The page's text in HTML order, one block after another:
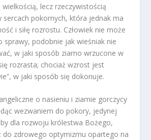
wielkością, lecz rzeczywistością
sercach pokornych, która jednak ma
i siłę rozrostu. Człowiek nie może
sprawy, podobnie jak wieśniak nie
w jaki sposób ziarno wrzucone w
rozrasta; chociaż wzrost jest
w jaki sposób się dokonuje.
o nasieniu i ziarnie gorczycy
wezwaniem do pokory, jedynej
dla rozwoju królestwa Bożego,
do zdrowego optymizmu opartego na